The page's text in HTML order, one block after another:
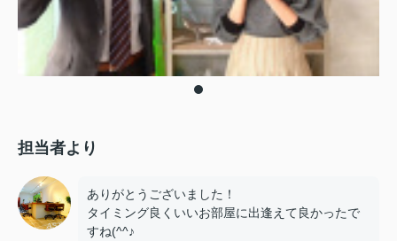
担当者より
ありがとうございました！
タイミング良くいいお部屋に出逢えて良かったで
すね(^^♪